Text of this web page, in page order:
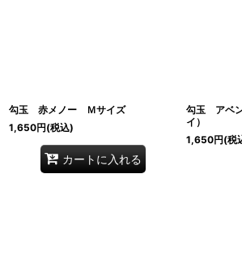
勾玉 赤メノー Ｍサイズ
1,650円(税込)
カートに入れる
勾玉 アベ
イ）
1,650円(税